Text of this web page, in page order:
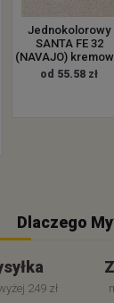
Jednokolorowy
SANTA FE 32
(NAVAJO)
od 55.58 zł
Dlaczego
249 zł